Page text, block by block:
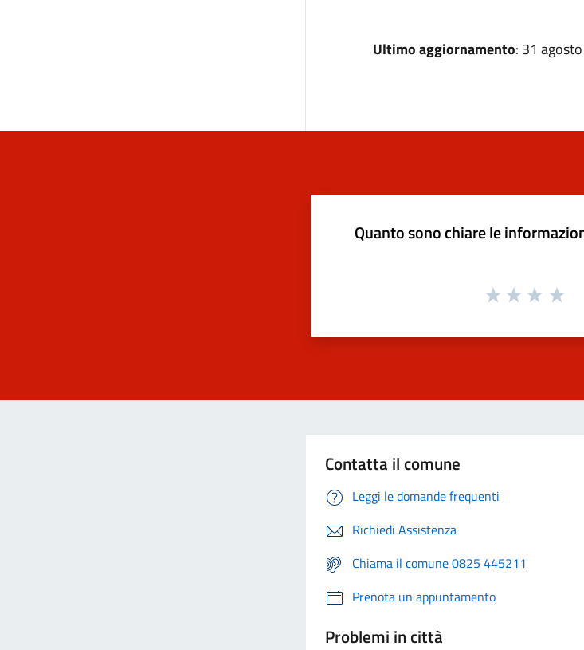
Ultimo aggiornamento: 31
Quanto sono chiare le
Contatta il comune
Leggi le domande frequenti
Richiedi Assistenza
Chiama il comune 0825 445211
Prenota un appuntamento
Problemi in città